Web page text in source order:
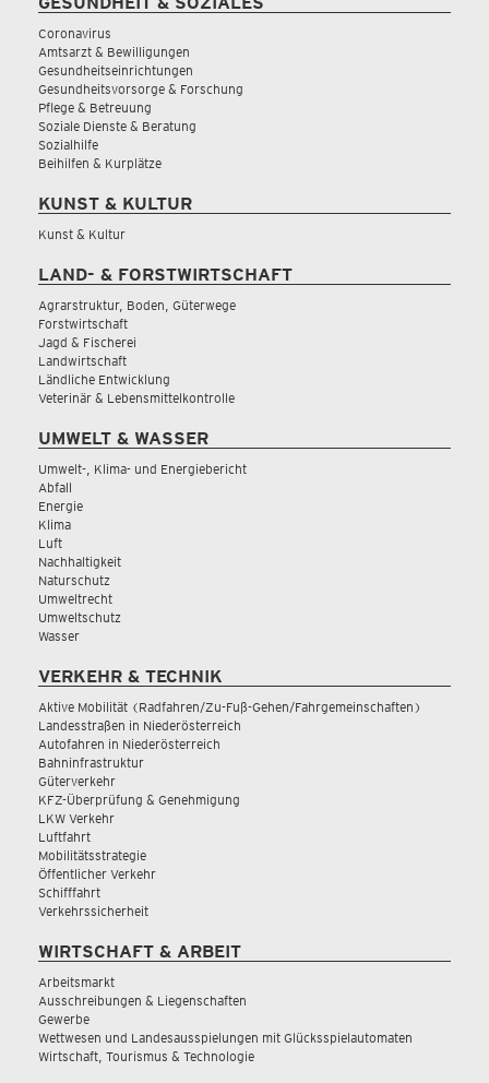
Coronavirus
Amtsarzt & Bewilligungen
Gesundheitseinrichtungen
Gesundheitsvorsorge & Forschung
Pflege & Betreuung
Soziale Dienste & Beratung
Sozialhilfe
Beihilfen & Kurplätze
KUNST & KULTUR
Kunst & Kultur
LAND- & FORSTWIRTSCHAFT
Agrarstruktur, Boden, Güterwege
Forstwirtschaft
Jagd & Fischerei
Landwirtschaft
Ländliche Entwicklung
Veterinär & Lebensmittelkontrolle
UMWELT & WASSER
Umwelt-, Klima- und Energiebericht
Abfall
Energie
Klima
Luft
Nachhaltigkeit
Naturschutz
Umweltrecht
Umweltschutz
Wasser
VERKEHR & TECHNIK
Aktive Mobilität (Radfahren/Zu-Fuß-Gehen/Fahrgemeinschaften)
Landesstraßen in Niederösterreich
Autofahren in Niederösterreich
Bahninfrastruktur
Güterverkehr
KFZ-Überprüfung & Genehmigung
LKW Verkehr
Luftfahrt
Mobilitätsstrategie
Öffentlicher Verkehr
Schifffahrt
Verkehrssicherheit
WIRTSCHAFT & ARBEIT
Arbeitsmarkt
Ausschreibungen & Liegenschaften
Gewerbe
Wettwesen und Landesausspielungen mit Glücksspielautomaten
Wirtschaft, Tourismus & Technologie